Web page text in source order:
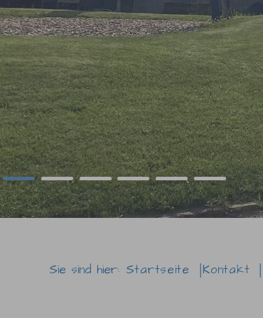
Startseite Kontakt